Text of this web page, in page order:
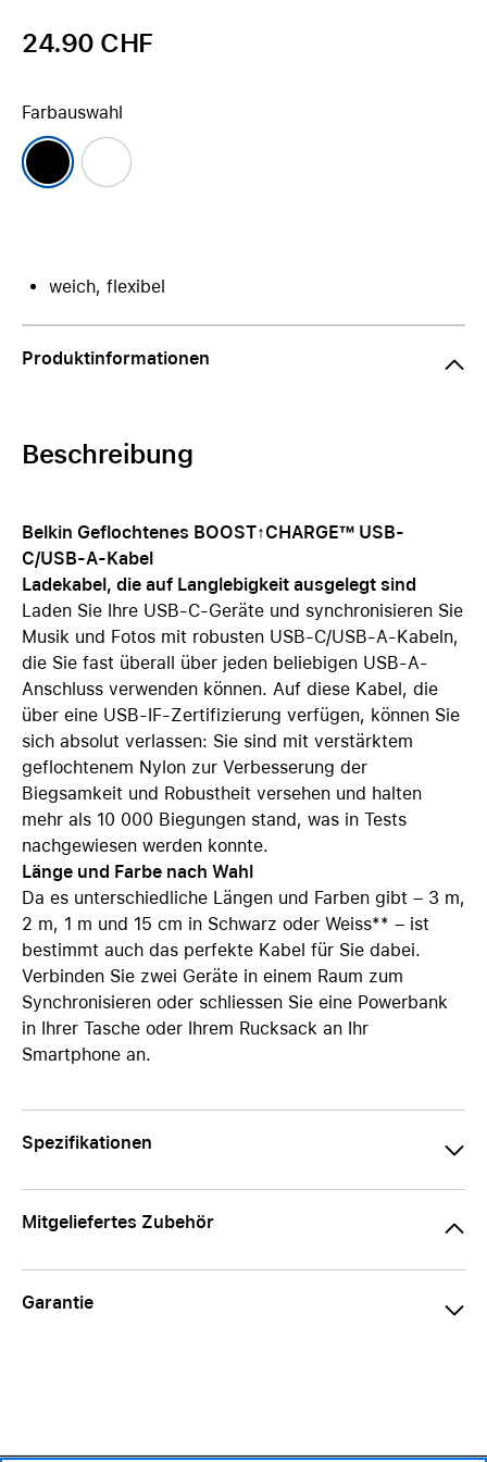
24.90 CHF
Farbauswahl
weich, flexibel
Produktinformationen
Beschreibung
Belkin Geflochtenes BOOST↑CHARGE™ USB-
C/USB-A-Kabel
Ladekabel, die auf Langlebigkeit ausgelegt sind
Laden Sie Ihre USB-C-Geräte und synchronisieren Sie
Musik und Fotos mit robusten USB-C/USB-A-Kabeln,
die Sie fast überall über jeden beliebigen USB-A-
Anschluss verwenden können. Auf diese Kabel, die
über eine USB-IF-Zertifizierung verfügen, können Sie
sich absolut verlassen: Sie sind mit verstärktem
geflochtenem Nylon zur Verbesserung der
Biegsamkeit und Robustheit versehen und halten
mehr als 10 000 Biegungen stand, was in Tests
nachgewiesen werden konnte.
Länge und Farbe nach Wahl
Da es unterschiedliche Längen und Farben gibt – 3 m,
2 m, 1 m und 15 cm in Schwarz oder Weiss** – ist
bestimmt auch das perfekte Kabel für Sie dabei.
Verbinden Sie zwei Geräte in einem Raum zum
Synchronisieren oder schliessen Sie eine Powerbank
in Ihrer Tasche oder Ihrem Rucksack an Ihr
Smartphone an.
Spezifikationen
Mitgeliefertes Zubehör
Garantie